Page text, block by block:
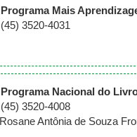
Programa Mais
(45) 3520-4031
Programa Nacional do
(45) 3520-4008
Rosane Antônia de Souza